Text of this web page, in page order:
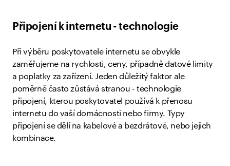
Připojení k internetu - technologie
Při výběru poskytovatele internetu se obvykle
zaměřujeme na rychlosti, ceny, případně datové limity
a poplatky za zařízení. Jeden důležitý faktor ale
poměrně často zůstává stranou - technologie
připojení, kterou poskytovatel používá k přenosu
internetu do vaší domácnosti nebo firmy. Typy
připojení se dělí na kabelové a bezdrátové, nebo jejich
kombinace.